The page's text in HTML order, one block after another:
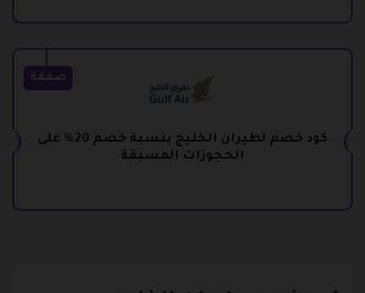
صفقة
كود خصم لطيران الخليج بنسبة خصم 20% على
الحجوزات المسبقة